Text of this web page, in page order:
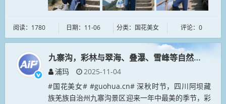
阅读：1780 日期：11-06 分类：国花美女 评论：0
九寨沟，彩林与翠海、叠瀑、雪峰等自然景观交
浦玛
2025-11-04
#国花美女# #guohua.cn# 深秋时节，四川阿坝藏
族羌族自治州九寨沟景区迎来一年中最美的季节，彩